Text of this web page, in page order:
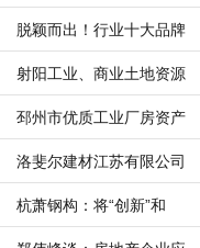
脱颖而出！行业十大品牌
射阳工业、商业土地资源
邳州市优质工业厂房资产
洛斐尔建材江苏有限公司
杭萧钢构：将“创新”和